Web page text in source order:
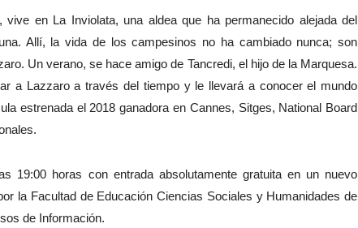
en La Inviolata, una aldea que ha permanecido alejada del
Allí, la vida de los campesinos no ha cambiado nunca; son
Un verano, se hace amigo de Tancredi, el hijo de la Marquesa.
a Lazzaro a través del tiempo y le llevará a conocer el mundo
estrenada el 2018 ganadora en Cannes, Sitges, National Board
19:00 horas con entrada absolutamente gratuita en un nuevo
la Facultad de Educación Ciencias Sociales y Humanidades de
de Información.